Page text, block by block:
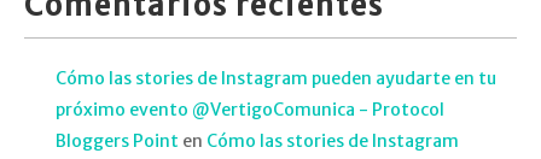
Cómo las stories de Instagram pueden ayudarte en tu
próximo evento @VertigoComunica - Protocol
Bloggers Point en Cómo las stories de Instagram